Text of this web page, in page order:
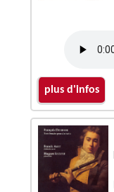
plus d'infos